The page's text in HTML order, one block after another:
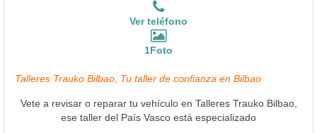
Ver teléfono
1Foto
Talleres Trauko Bilbao, Tu taller de confianza en Bilbao
Vete a revisar o reparar tu vehículo en Talleres Trauko Bilbao,
ese taller del País Vasco está especializado